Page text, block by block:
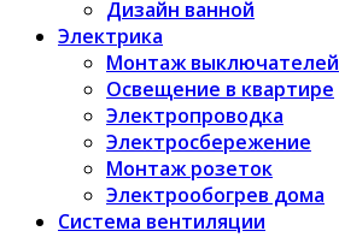
Дизайн ванной
Электрика
Монтаж выключателей
Освещение в квартире
Электропроводка
Электросбережение
Монтаж розеток
Электрообогрев дома
Система вентиляции